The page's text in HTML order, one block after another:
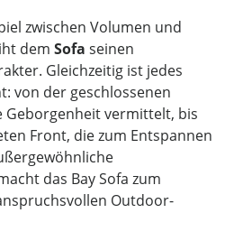
zwischen Volumen und
dem Sofa seinen
Gleichzeitig ist jedes
von der geschlossenen
Geborgenheit vermittelt, bis
Front, die zum Entspannen
das Bay Sofa zum
Outdoor-